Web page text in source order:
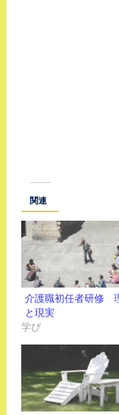
関連
介護職初任者研修
と現実
学び